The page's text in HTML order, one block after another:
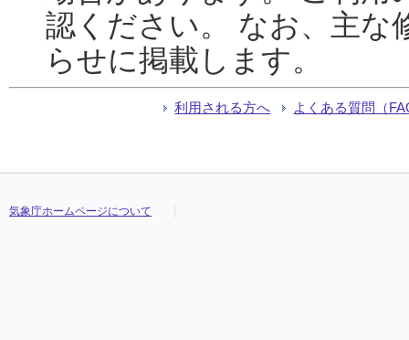
認ください。 なお、主な
らせに掲載します。
利用される方へ よくある質問（
気象庁ホームページについて